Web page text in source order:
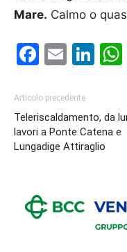
Mare. Calmo o
Email
Articolo precedente
Teleriscaldamento, da
lavori a Ponte Catena e
Lungadige Attiraglio